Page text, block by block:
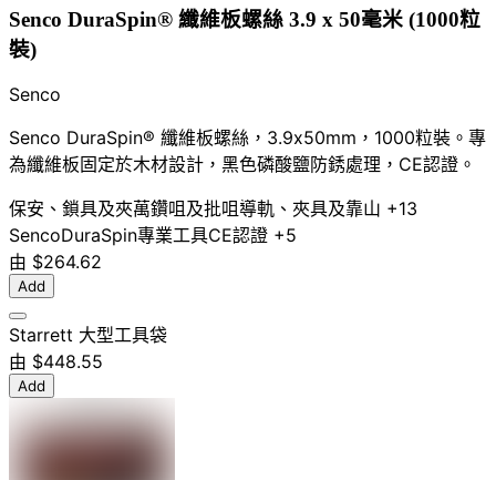
Senco DuraSpin® 纖維板螺絲 3.9 x 50毫米 (1000粒
裝)
Senco
Senco DuraSpin® 纖維板螺絲，3.9x50mm，1000粒裝。專
為纖維板固定於木材設計，黑色磷酸鹽防銹處理，CE認證。
保安、鎖具及夾萬鑽咀及批咀導軌、夾具及靠山 +13
SencoDuraSpin專業工具CE認證 +5
由 $264.62
Add
Starrett 大型工具袋
由 $448.55
Add